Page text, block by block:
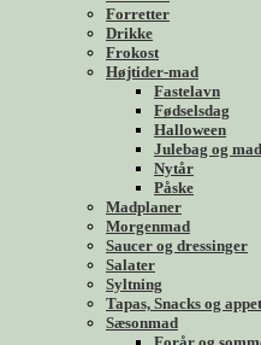
Forretter
Drikke
Frokost
Højtider-mad
Fastelavn
Fødselsdag
Halloween
Julebag og mad
Nytår
Påske
Madplaner
Morgenmad
Saucer og dressinger
Salater
Syltning
Tapas, Snacks og
Sæsonmad